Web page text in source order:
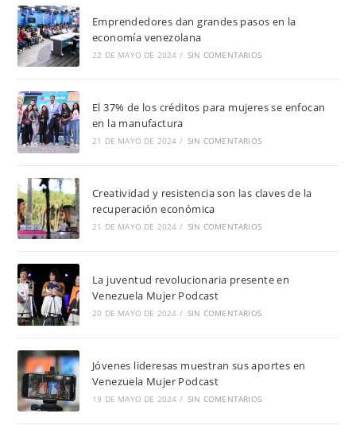
Emprendedores dan grandes pasos en la
economía venezolana
22 DE MAYO DE 2024 / SIN COMENTARIOS
El 37% de los créditos para mujeres se enfocan
en la manufactura
21 DE MAYO DE 2024 / SIN COMENTARIOS
Creatividad y resistencia son las claves de la
recuperación económica
21 DE MAYO DE 2024 / SIN COMENTARIOS
La juventud revolucionaria presente en
Venezuela Mujer Podcast
20 DE MAYO DE 2024 / SIN COMENTARIOS
Jóvenes lideresas muestran sus aportes en
Venezuela Mujer Podcast
19 DE MAYO DE 2024 / SIN COMENTARIOS